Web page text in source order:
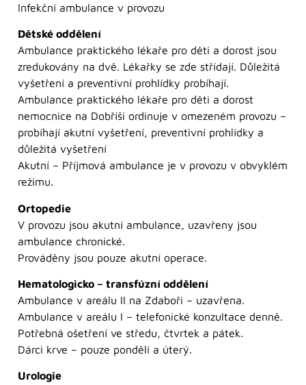
Infekční ambulance v provozu
Dětské oddělení
Ambulance praktického lékaře pro děti a dorost jsou
zredukovány na dvě. Lékařky se zde střídají. Důležitá
vyšetření a preventivní prohlídky probíhají.
Ambulance praktického lékaře pro děti a dorost
nemocnice na Dobříši ordinuje v omezeném provozu –
probíhají akutní vyšetření, preventivní prohlídky a
důležitá vyšetření
Akutní – Příjmová ambulance je v provozu v obvyklém
režimu.
Ortopedie
V provozu jsou akutní ambulance, uzavřeny jsou
ambulance chronické.
Prováděny jsou pouze akutní operace.
Hematologicko – transfúzní oddělení
Ambulance v areálu II na Zdaboři – uzavřena.
Ambulance v areálu I – telefonické konzultace denně.
Potřebná ošetření ve středu, čtvrtek a pátek.
Dárci krve – pouze pondělí a úterý.
Urologie